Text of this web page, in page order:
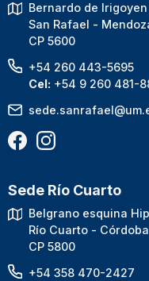
Bernardo de Irigoyen
San Rafael -
CP 5600
+54 260 443-5695
Cel: +54 9 260 481-
Sede Río Cuarto
Belgrano esquina
Río Cuarto -
CP 5800
+54 358 470-2427